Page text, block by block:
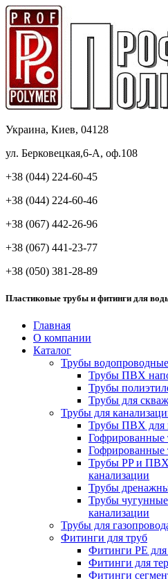
Украина, Киев, 04128
ул. Берковецкая,6-А, оф.108
+38 (044) 224-60-45
+38 (044) 224-60-46
+38 (067) 442-26-96
+38 (067) 441-23-77
+38 (050) 381-28-89
Пластиковые трубы и фитинги для
Главная
О компании
Каталог
Трубы водопроводные
Трубы ПВХ
Трубы
Трубы для
Трубы для
Трубы ПВХ для
Гофрированные
Трубы PP и ПВХ
канализации
Трубы
Трубы
канализации
Трубы для
Фитинги для труб
Фитинги PE для
Фитинги для
Фитинги